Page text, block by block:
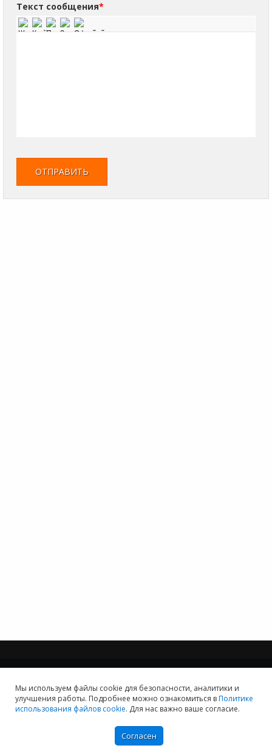
Текст сообщения*
Мы используем файлы cookie для безопасности, аналитики и
улучшения работы. Подробнее можно ознакомиться вПолитике
использования файлов cookie. Для нас важно ваше согласие.
Согласен
Мы хотим принести в Россию самые передовые облачные технологии и
заботимся о каждом пользователе.
Политика конфиденциальности
Антикоррупционная политика